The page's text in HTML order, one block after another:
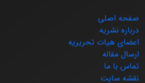
صفحه اصلی
درباره نشریه
اعضای هیات تحریریه
ارسال مقاله
تماس با ما
نقشه سایت